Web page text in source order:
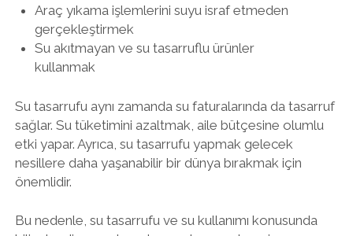
Araç yıkama işlemlerini suyu israf etmeden
gerçekleştirmek
Su akıtmayan ve su tasarruflu ürünler
kullanmak
Su tasarrufu aynı zamanda su faturalarında da tasarruf
sağlar. Su tüketimini azaltmak, aile bütçesine olumlu
etki yapar. Ayrıca, su tasarrufu yapmak gelecek
nesillere daha yaşanabilir bir dünya bırakmak için
önemlidir.
Bu nedenle, su tasarrufu ve su kullanımı konusunda